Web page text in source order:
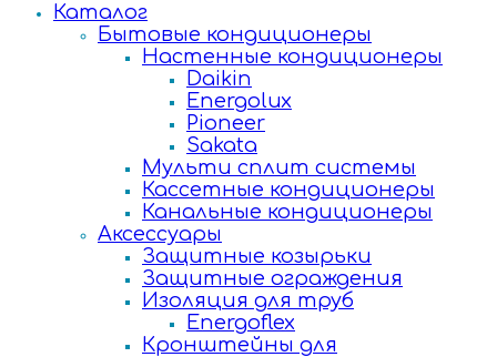
Каталог
Бытовые кондиционеры
Настенные кондиционеры
Daikin
Energolux
Pioneer
Sakata
Мульти сплит системы
Кассетные кондиционеры
Канальные кондиционеры
Аксессуары
Защитные козырьки
Защитные ограждения
Изоляция для труб
Energoflex
Кронштейны для